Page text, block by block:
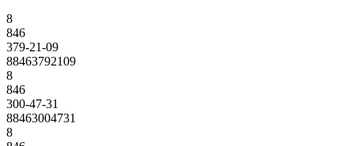
8
846
379-21-09
88463792109
8
846
300-47-31
88463004731
8